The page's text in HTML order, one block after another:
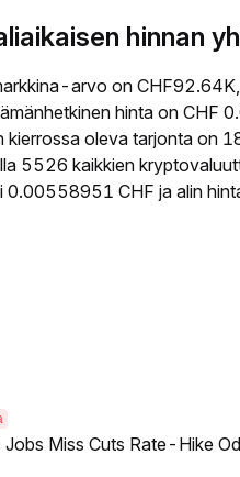
hinnan
arvo on
hinta on CHF
oleva tarjonta on
5526 kaikkien
0.00558951 CHF ja alin
Miss Cuts Rate-Hike